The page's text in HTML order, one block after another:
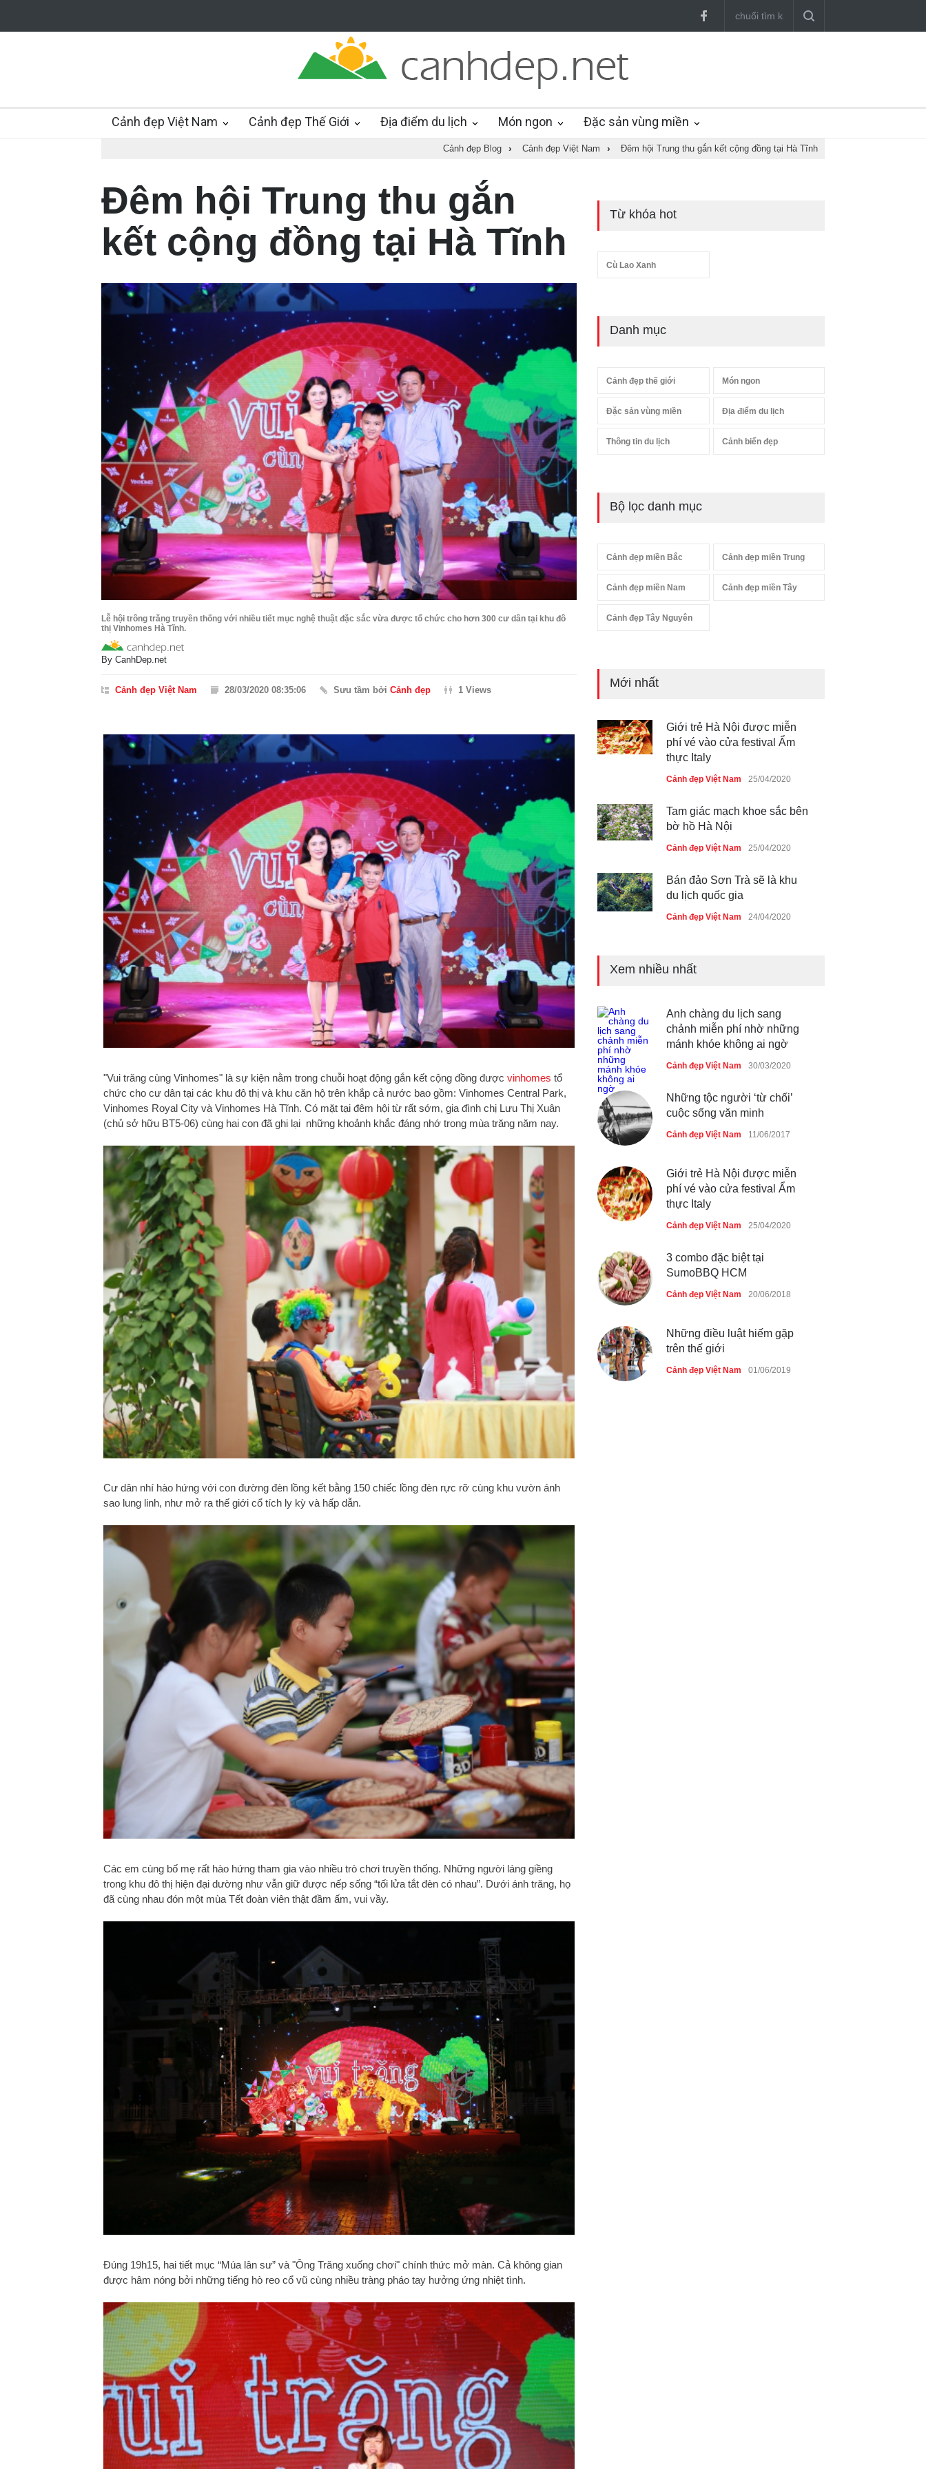
Cảnh đẹp Việt Nam Cảnh đẹp Thế Giới Địa điểm du lịch Món ngon Đặc sản vùng miền
Cảnh đẹp Blog › Cảnh đẹp Việt Nam › Đêm hội Trung thu gắn kết cộng đồng tại Hà Tĩnh
Đêm hội Trung thu gắn
kết cộng đồng tại Hà Tĩnh
Lễ hội trông trăng truyền thống với nhiều tiết mục nghệ thuật đặc sắc vừa được tổ chức cho hơn 300 cư dân tại khu đô
thị Vinhomes Hà Tĩnh.
By CanhDep.net
Cảnh đẹp Việt Nam 28/03/2020 08:35:06 Sưu tầm bởi Cảnh đẹp 1 Views
"Vui trăng cùng Vinhomes" là sự kiện nằm trong chuỗi hoạt động gắn kết cộng đồng được vinhomes tổ
chức cho cư dân tại các khu đô thị và khu căn hộ trên khắp cả nước bao gồm: Vinhomes Central Park,
Vinhomes Royal City và Vinhomes Hà Tĩnh. Có mặt tại đêm hội từ rất sớm, gia đình chị Lưu Thị Xuân
(chủ sở hữu BT5-06) cùng hai con đã ghi lại những khoảnh khắc đáng nhớ trong mùa trăng năm nay.
Cư dân nhí hào hứng với con đường đèn lồng kết bằng 150 chiếc lồng đèn rực rỡ cùng khu vườn ánh
sao lung linh, như mở ra thế giới cổ tích ly kỳ và hấp dẫn.
Các em cùng bố mẹ rất hào hứng tham gia vào nhiều trò chơi truyền thống. Những người láng giềng
trong khu đô thị hiện đại dường như vẫn giữ được nếp sống “tối lửa tắt đèn có nhau”. Dưới ánh trăng, họ
đã cùng nhau đón một mùa Tết đoàn viên thật đầm ấm, vui vầy.
Đúng 19h15, hai tiết mục “Múa lân sư” và "Ông Trăng xuống chơi" chính thức mở màn. Cả không gian
được hâm nóng bởi những tiếng hò reo cổ vũ cùng nhiều tràng pháo tay hưởng ứng nhiệt tình.
Từ khóa hot
Cù Lao Xanh
Danh mục
Cảnh đẹp thế giới Món ngon
Đặc sản vùng miền Địa điểm du lịch
Thông tin du lịch Cảnh biển đẹp
Bộ lọc danh mục
Cảnh đẹp miền Bắc Cảnh đẹp miền Trung
Cảnh đẹp miền Nam Cảnh đẹp miền Tây
Cảnh đẹp Tây Nguyên
Mới nhất
Tam giác mạch khoe sắc bên
bờ hồ Hà Nội
Cảnh đẹp Việt Nam
du lịch quốc gia
dã ở Sài Gòn
Cảnh đẹp Việt Nam
Cảnh đẹp Việt Nam
chảnh miễn phí nhờ những
mánh khóe không ai ngờ
Cảnh đẹp Việt Nam 30/03/2020
cuộc sống văn minh
Cảnh đẹp Việt Nam 11/06/2017
phí vé vào cửa festival Ẩm
thực Italy
Cảnh đẹp Việt Nam
SumoBBQ HCM
Cảnh đẹp Việt Nam
trên thế giới
Cảnh đẹp Việt Nam